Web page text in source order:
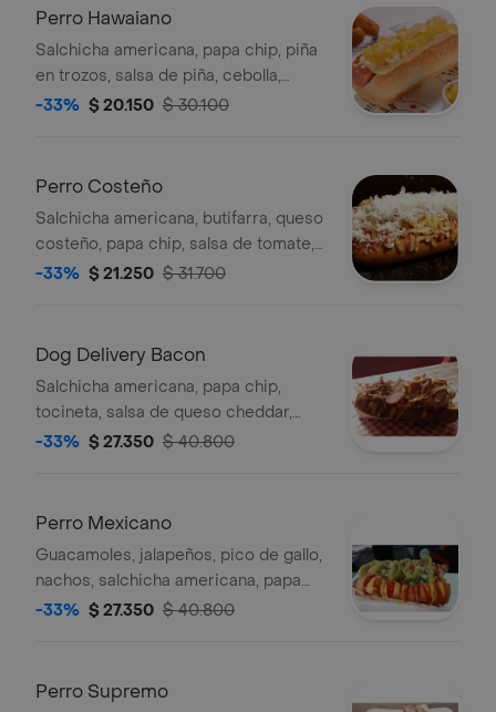
Perro Hawaiano
Salchicha americana, papa chip, piña
en trozos, salsa de piña, cebolla,
tártara,rosada, queso, jamón, huevo
-33% $ 20.150 $ 30.100
Perro Costeño
Salchicha americana, butifarra, queso
costeño, papa chip, salsa de tomate,
mayonesa, cebolla, jamón, suero
-33% $ 21.250 $ 31.700
Dog Delivery Bacon
Salchicha americana, papa chip,
tocineta, salsa de queso cheddar,
cebolla, tártara, salsa rosada, queso,
-33% $ 27.350 $ 40.800
Perro Mexicano
Guacamoles, jalapeños, pico de gallo,
nachos, salchicha americana, papa
chip, cebolla, tártara, salda rosada,
-33% $ 27.350 $ 40.800
Perro Supremo